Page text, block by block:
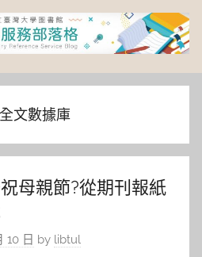
文數據庫
母親節?從期刊報紙
10 日 by libtul